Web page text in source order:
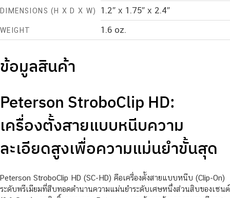
DIMENSIONS (H X D X W) 1.2″ x 1.75″ x 2.4″
WEIGHT 1.6 oz.
ข้อมูลสินค้า
Peterson StroboClip HD:
เครื่องตั้งสายแบบหนีบความ
ละเอียดสูงเพื่อความแม่นยำขั้นสุด
Peterson StroboClip HD (SC-HD) คือเครื่องตั้งสายแบบหนีบ (Clip-On)
ระดับพรีเมียมที่สืบทอดตำนานความแม่นยำระดับเศษหนึ่งส่วนสิบของเซนต์